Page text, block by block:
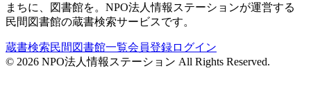
まちに、図書館を。NPO法人情報ステーションが運営する
民間図書館の蔵書検索サービスです。
蔵書検索民間図書館一覧会員登録ログイン
© 2026 NPO法人情報ステーション All Rights Reserved.